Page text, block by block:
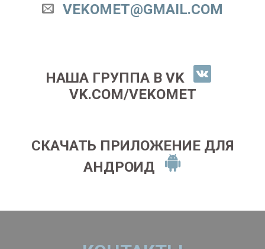
VEKOMET@GMAIL.COM
НАША ГРУППА В VK
VK.COM/VEKOMET
СКАЧАТЬ ПРИЛОЖЕНИЕ ДЛЯ
АНДРОИД